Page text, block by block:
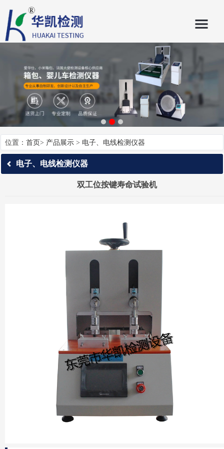
位置： 首页> 产品展示 > 电子、电线检测仪器
电子、电线检测仪器
双工位按键寿命试验机